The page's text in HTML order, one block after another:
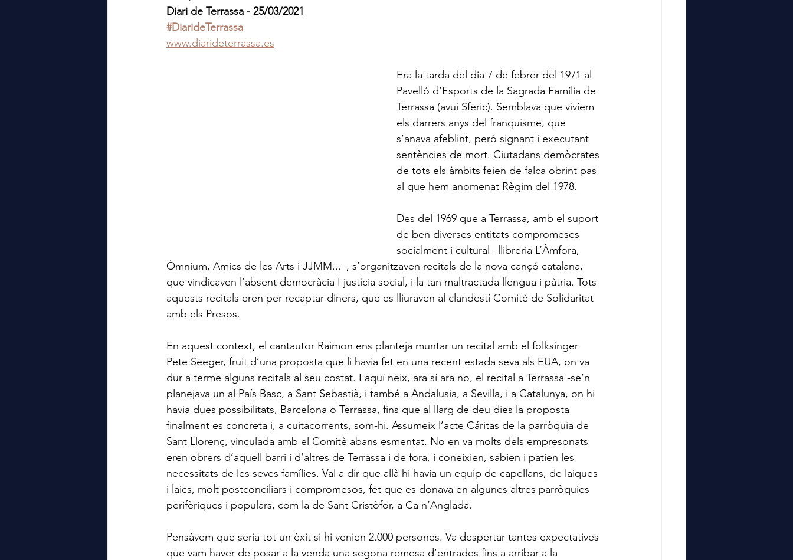
La VanguardiaDiari de Terrassa - 25/03/2021
#DiarideTerrassa
www.diarideterrassa.es
Era la tarda del dia 7 de febrer del 1971 al
Pavelló d’Esports de la Sagrada Família de
Terrassa (avui Sferic). Semblava que vivíem
els darrers anys del franquisme, que
s’anava afeblint, però signant i executant
sentències de mort. Ciutadans demòcrates
de tots els àmbits feien de falca obrint pas
al que hem anomenat Règim del 1978.
Des del 1969 que a Terrassa, amb el suport
de ben diverses entitats compromeses
socialment i cultural –llibreria L’Àmfora,
Òmnium, Amics de les Arts i JJMM...–, s’organitzaven recitals de la nova cançó catalana,
que vindicaven l’absent democràcia I justícia social, i la tan maltractada llengua i pàtria. Tots
aquests recitals eren per recaptar diners, que es lliuraven al clandestí Comitè de Solidaritat
amb els Presos.
En aquest context, el cantautor Raimon ens planteja muntar un recital amb el folksinger
Pete Seeger, fruit d’una proposta que li havia fet en una recent estada seva als EUA, on va
dur a terme alguns recitals al seu costat. I aquí neix, ara sí ara no, el recital a Terrassa -se’n
planejava un al País Basc, a Sant Sebastià, i també a Andalusia, a Sevilla, i a Catalunya, on hi
havia dues possibilitats, Barcelona o Terrassa, fins que al llarg de deu dies la proposta
finalment es concreta i, a cuitacorrents, som-hi. Assumeix l’acte Cáritas de la parròquia de
Sant Llorenç, vinculada amb el Comitè abans esmentat. No en va molts dels empresonats
eren obrers d’aquell barri i d’altres de Terrassa i de fora, i coneixien, sabien i patien les
necessitats de les seves famílies. Val a dir que allà hi havia un equip de capellans, de laiques
i laics, molt postconciliars i compromesos, fet que es donava en algunes altres parròquies
perifèriques i populars, com la de Sant Cristòfor, a Ca n’Anglada.
Pensàvem que seria tot un èxit si hi venien 2.000 persones. Va despertar tantes expectatives
que vam haver de posar a la venda una segona remesa d’entrades fins a arribar a la